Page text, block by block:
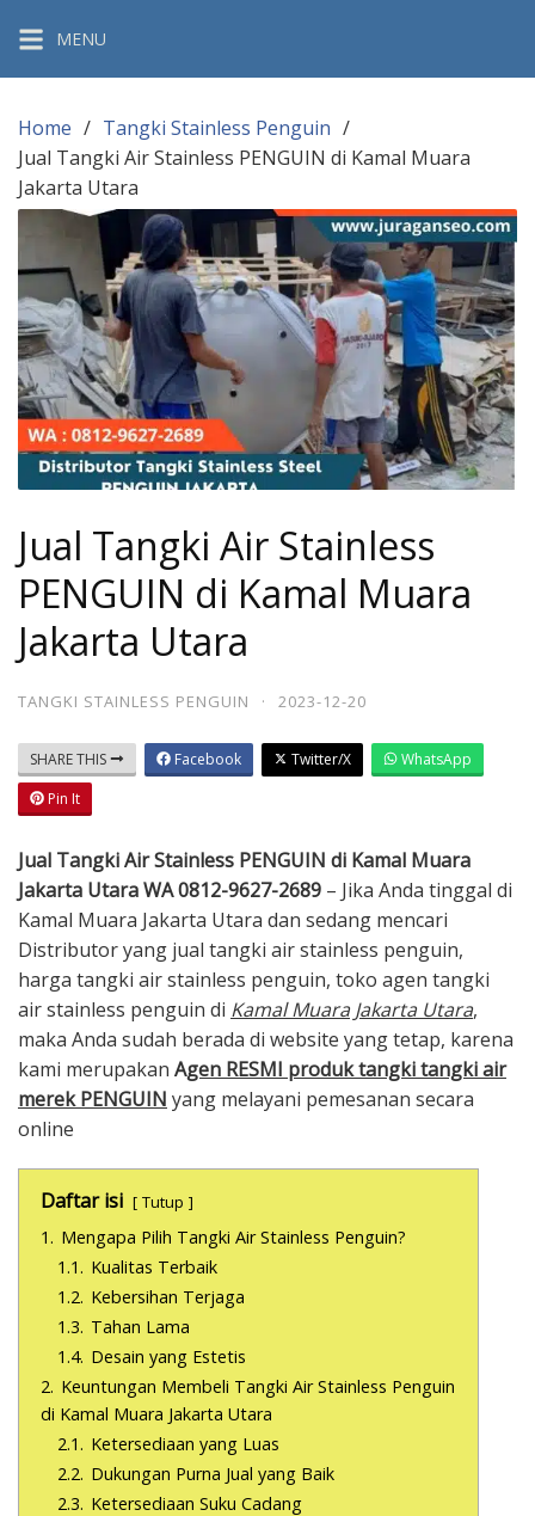
content
MENU
Home
Tangki Stainless Penguin
Jual Tangki Air Stainless PENGUIN di Kamal Muara
Jakarta Utara
Jual Tangki Air Stainless
PENGUIN di Kamal Muara
Jakarta Utara
TANGKI STAINLESS PENGUIN · 2023-12-20
SHARE THIS Facebook Twitter/X
WhatsApp
Pin It
Jual Tangki Air Stainless PENGUIN di Kamal Muara
Jakarta Utara WA 0812-9627-2689 – Jika Anda tinggal di
Kamal Muara Jakarta Utara dan sedang mencari
Distributor yang jual tangki air stainless penguin,
harga tangki air stainless penguin, toko agen tangki
air stainless penguin di Kamal Muara Jakarta Utara,
maka Anda sudah berada di website yang tetap, karena
kami merupakan Agen RESMI produk tangki tangki air
merek PENGUIN yang melayani pemesanan secara
online
Daftar isi Tutup
1. Mengapa Pilih Tangki Air Stainless Penguin?
1.1. Kualitas Terbaik
1.2. Kebersihan Terjaga
1.3. Tahan Lama
1.4. Desain yang Estetis
2. Keuntungan Membeli Tangki Air Stainless Penguin
di Kamal Muara Jakarta Utara
2.1. Ketersediaan yang Luas
2.2. Dukungan Purna Jual yang Baik
2.3. Ketersediaan Suku Cadang